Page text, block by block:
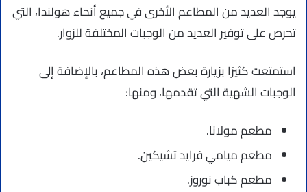
يوجد العديد من المطاعم الأخرى في جميع أنحاء هولندا، التي
تحرص على توفير العديد من الوجبات المختلفة للزوار.
استمتعت كثيرًا بزيارة بعض هذه المطاعم، بالإضافة إلى
الوجبات الشهية التي تقدمها، ومنها:
مطعم مولانا.
مطعم ميامي فرايد تشيكين.
مطعم كباب نوروز.